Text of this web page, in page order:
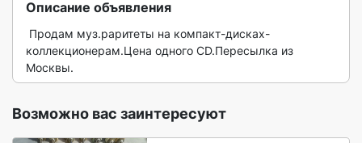
Описание объявления
коллекционерам.Цена одного CD.Пересылка из
Москвы.
Возможно вас заинтересуют